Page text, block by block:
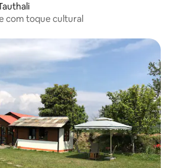
com toque cultural